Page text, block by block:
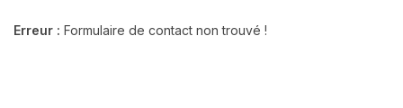
Erreur : Formulaire de contact non trouvé !